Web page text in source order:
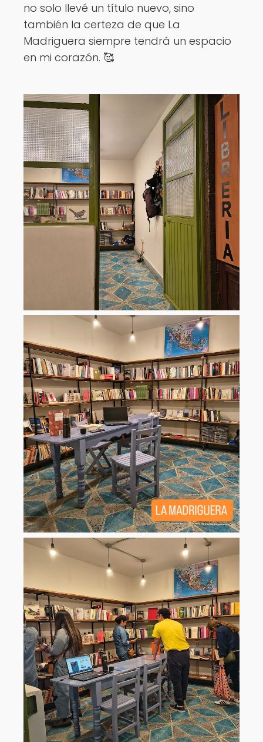
no solo llevé un título nuevo, sino
también la certeza de que La
Madriguera siempre tendrá un espacio
en mi corazón. 🥰